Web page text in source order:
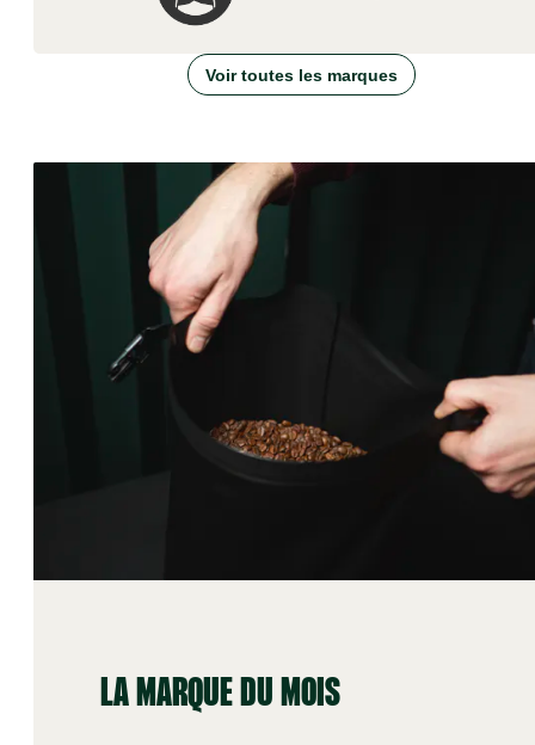
Voir toutes les marques
LA MARQUE DU MOIS